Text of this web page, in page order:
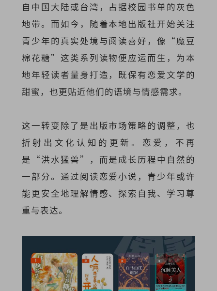
自中国大陆或台湾，占据校园书单的灰色
地带。而如今，随着本地出版社开始关注
青少年的真实处境与阅读喜好，像“魔豆
棉花糖”这类系列读物便应运而生，为本
地年轻读者量身打造，既保有恋爱文学的
甜蜜，也更贴近他们的语境与情感需求。
这一转变除了是出版市场策略的调整，也
折射出文化认知的更新。恋爱，不再
是“洪水猛兽”，而是成长历程中自然的
一部分。通过阅读恋爱小说，青少年或许
能更安全地理解情感、探索自我、学习尊
重与表达。